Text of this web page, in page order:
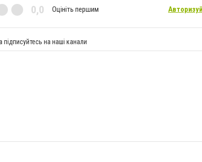
0,0 Оцініть першим
на наші канали